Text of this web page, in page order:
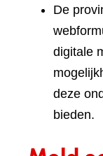
De
digitale
deze
bieden.